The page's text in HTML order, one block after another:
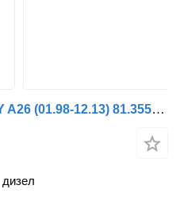
Полуоска MAN LIONS CITY A26 (01.98-12.13) 81.35502-0230 за автобус MAN Lion's bus (1991-)
дизел